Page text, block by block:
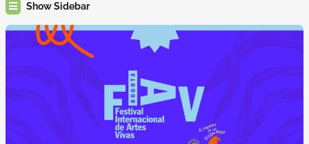
Show Sidebar